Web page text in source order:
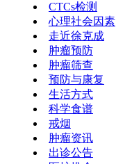
CTCs检测
心理社会因素
走近徐克成
肿瘤预防
肿瘤筛查
预防与康复
生活方式
科学食谱
戒烟
肿瘤资讯
出诊公告